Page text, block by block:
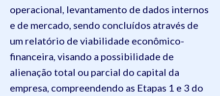
operacional, levantamento de dados internos
e de mercado, sendo concluídos através de
um relatório de viabilidade econômico-
financeira, visando a possibilidade de
alienação total ou parcial do capital da
empresa, compreendendo as Etapas 1 e 3 do